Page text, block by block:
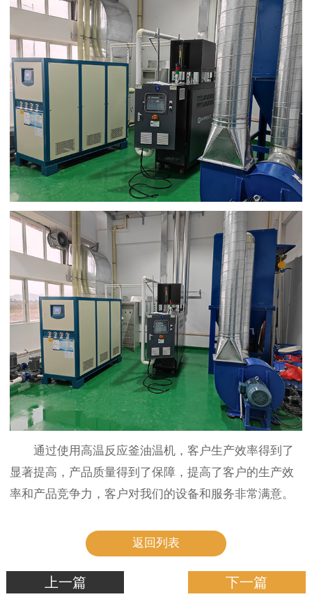
通过使用高温反应釜油温机，客户生产效率得到了
显著提高，产品质量得到了保障，提高了客户的生产效
率和产品竞争力，客户对我们的设备和服务非常满意。
返回列表
上一篇 下一篇